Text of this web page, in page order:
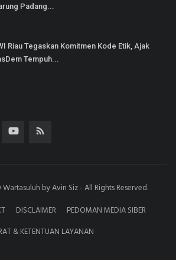
Padang...
Riau Tegaskan Komitmen Kode Etik, Ajak
Tempuh...
by Avin Siz - All Rights Reserved.
DISCLAIMER
PEDOMAN MEDIA SIBER
& KETENTUAN LAYANAN